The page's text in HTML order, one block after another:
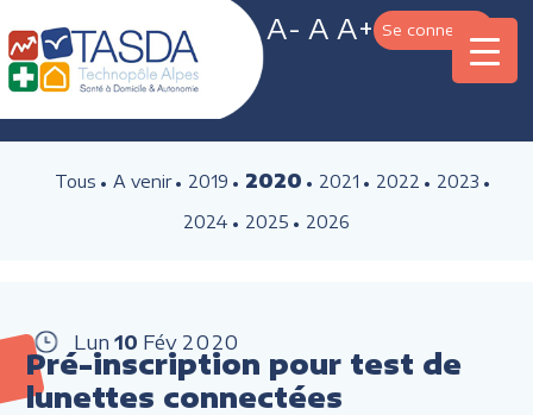
A- A A+ Se connecter
Tous A venir 2019 2020 2021 2022
2023
2024
2025 2026
Lun 10 Fév 2020
Pré-inscription pour test de
lunettes connectées